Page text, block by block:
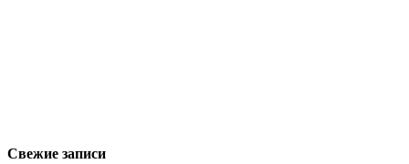
Свежие записи